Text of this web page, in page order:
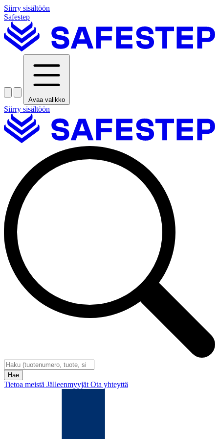
Siirry sisältöön
Safestep
Avaa valikko
Siirry sisältöön
Tietoa meistä Jälleenmyyjät Ota yhteyttä